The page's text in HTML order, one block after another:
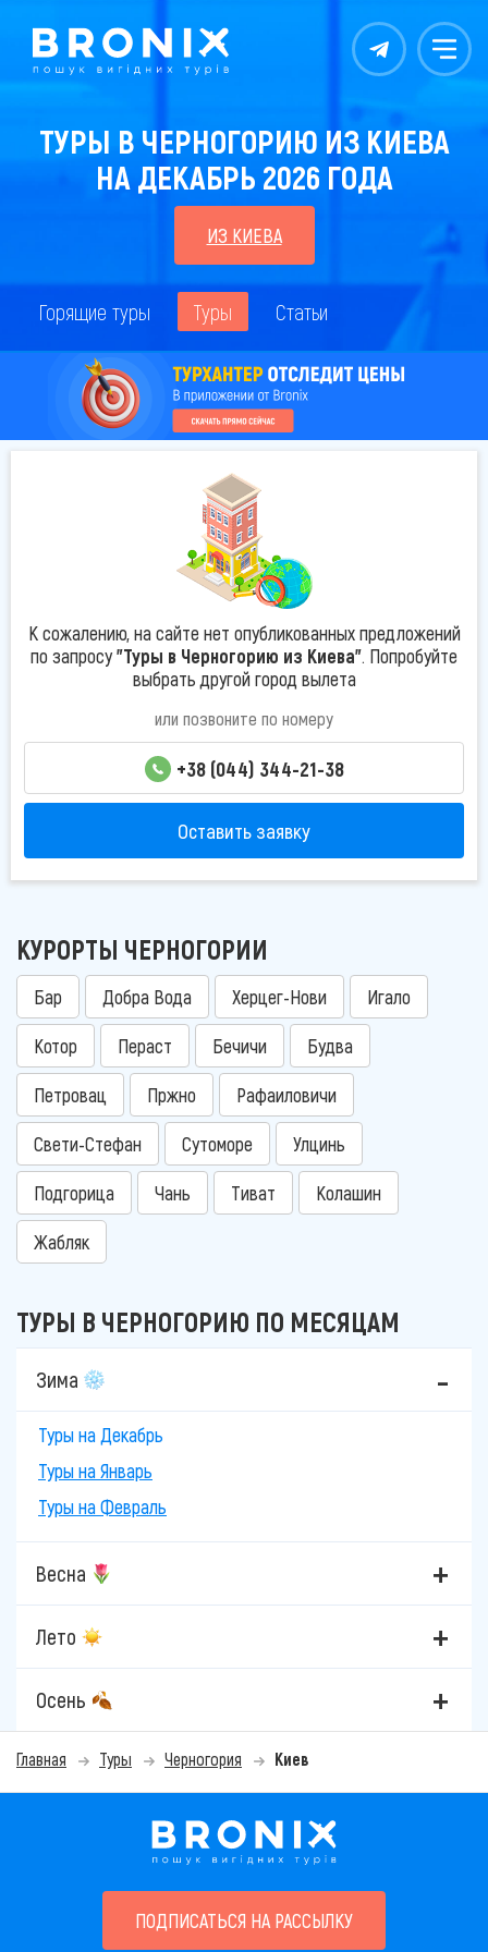
Контакты Меню
ТУРЫ В ЧЕРНОГОРИЮ ИЗ КИЕВА
НА ДЕКАБРЬ 2026 ГОДА
ИЗ КИЕВА
Горящие туры Туры Статьи
К сожалению, на сайте нет опубликованных предложений
по запросу"Туры в Черногорию из Киева". Попробуйте
выбрать другой город вылета
или позвоните по номеру
+38 (044) 344-21-38
Оставить заявку
КУРОРТЫ ЧЕРНОГОРИИ
Бар Добра Вода Херцег-Нови Игало
Котор Пераст Бечичи Будва
Петровац Пржно Рафаиловичи
Свети-Стефан Сутоморе Улцинь
Подгорица Чань Тиват Колашин
Жабляк
ТУРЫ В ЧЕРНОГОРИЮ ПО МЕСЯЦАМ
Зима
Туры на Декабрь
Туры на Январь
Туры на Февраль
Весна
Лето
Осень
Главная Туры Черногория Киев
ПОДПИСАТЬСЯ НА РАССЫЛКУ